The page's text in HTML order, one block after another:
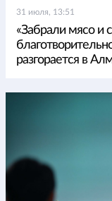
31 июля, 13:51
«Забрали мясо и
разгорается в